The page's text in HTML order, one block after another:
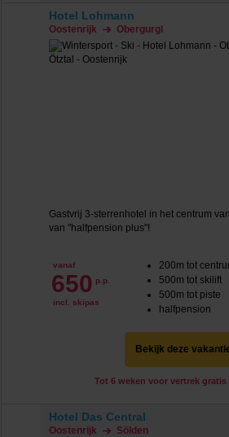
Hotel Lohmann
Oostenrijk Obergurgl
Gastvrij 3-sterrenhotel in het centrum
van "halfpension plus"!
vanaf
650 p.p.
incl. skipas
200m tot
500m tot skilift
500m tot piste
halfpension
Bekijk deze
Tot 6 weken voor vertrek gratis
Hotel Das Central
Oostenrijk Sölden